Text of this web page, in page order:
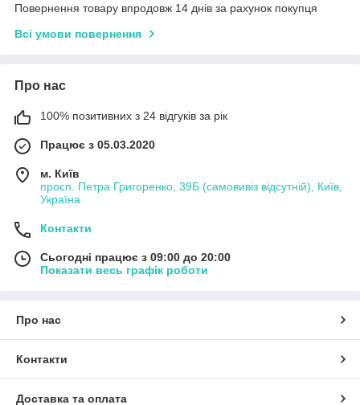
Повернення товару впродовж 14 днів за рахунок покупця
Всі умови повернення
Про нас
100% позитивних з 24 відгуків за рік
Працює з 05.03.2020
м. Київ
просп. Петра Григоренко, 39Б (самовивіз відсутній), Київ,
Україна
Контакти
Сьогодні працює з 09:00 до 20:00
Показати весь графік роботи
Про нас
Контакти
Доставка та оплата